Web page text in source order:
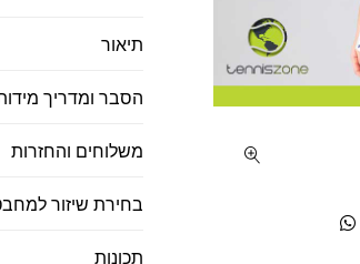
תיאור
הסבר ומדריך
משלוחים והחזרות
בחירת שיזור
תכונות